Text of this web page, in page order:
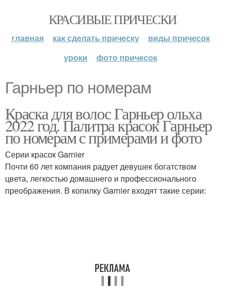
КРАСИВЫЕ ПРИЧЕСКИ
главная как сделать прическу
виды причесок
уроки
фото причесок
Гарньер по номерам
Краска для волос Гарньер ольха
2022 год. Палитра красок Гарньер
по номерам с примерами и фото
Серии красок Garnier
Почти 60 лет компания радует девушек богатством
цвета, легкостью домашнего и профессионального
преображения. В копилку Garnier входят такие серии: